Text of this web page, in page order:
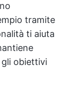
tramite
ti aiuta
obiettivi